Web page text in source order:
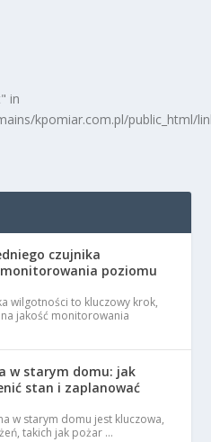
in
kpomiar.com.pl/public_html/
czujnika
poziomu
wilgotności to kluczowy krok,
jakość monitorowania
w starym domu: jak
stan i zaplanować
w starym domu jest kluczowa,
takich jak pożar …